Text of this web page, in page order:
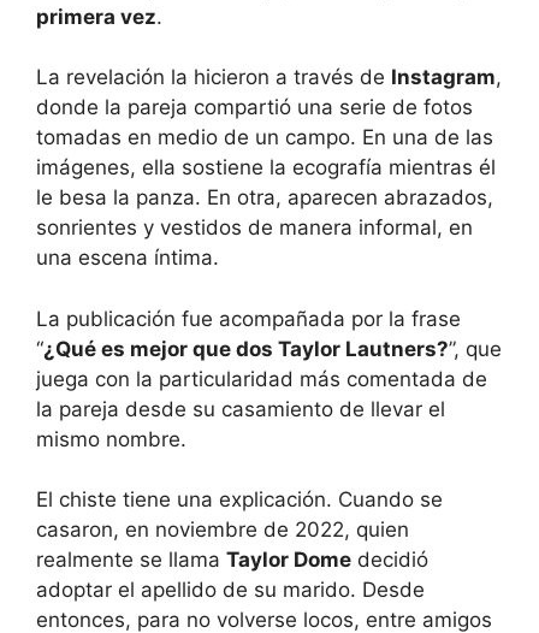
primera vez.
La revelación la hicieron a través de Instagram,
donde la pareja compartió una serie de fotos
tomadas en medio de un campo. En una de las
imágenes, ella sostiene la ecografía mientras él
le besa la panza. En otra, aparecen abrazados,
sonrientes y vestidos de manera informal, en
una escena íntima.
La publicación fue acompañada por la frase
“¿Qué es mejor que dos Taylor Lautners?”, que
juega con la particularidad más comentada de
la pareja desde su casamiento de llevar el
mismo nombre.
El chiste tiene una explicación. Cuando se
casaron, en noviembre de 2022, quien
realmente se llama Taylor Dome decidió
adoptar el apellido de su marido. Desde
entonces, para no volverse locos, entre amigos